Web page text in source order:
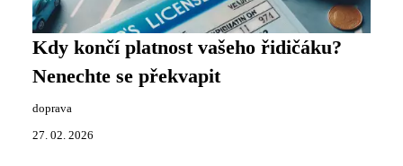
Kdy končí platnost vašeho řidičáku?
Nenechte se překvapit
doprava
27. 02. 2026